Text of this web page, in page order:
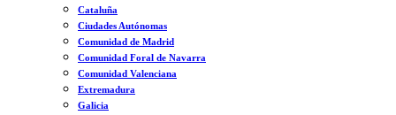
Cataluña
Ciudades Autónomas
Comunidad de Madrid
Comunidad Foral de Navarra
Comunidad Valenciana
Extremadura
Galicia